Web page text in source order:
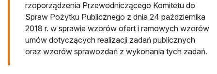
rzoporządzenia Przewodniczącego Komitetu do
Spraw Pożytku Publicznego z dnia 24 października
2018 r. w sprawie wzorów ofert i ramowych wzorów
umów dotyczących realizacji zadań publicznych
oraz wzorów sprawozdań z wykonania tych zadań.